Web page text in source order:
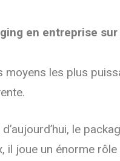
en entreprise sur
moyens les plus
le
il joue un énorme